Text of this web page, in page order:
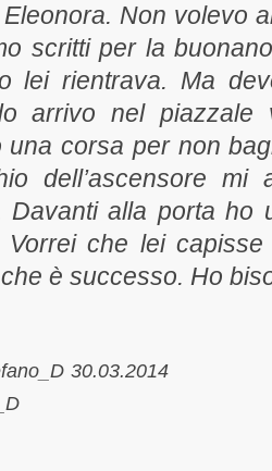
Non volevo
scritti per la
lei rientrava. Ma
arrivo nel piazzale
una corsa per non
dell’ascensore
Davanti alla porta ho
Vorrei che lei
è successo. Ho